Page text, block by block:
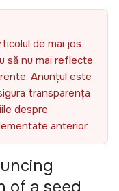
de mai jos
să nu mai reflecte
Anunțul este
transparența
despre
anterior.